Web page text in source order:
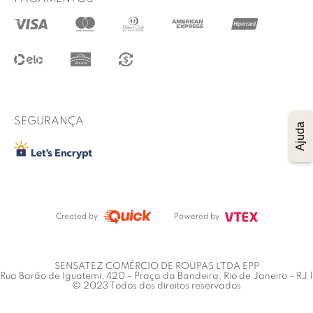
Ajuda
Regulamento das promoções
Trocas e Devoluções
SEGURANÇA
Created by Powered by
SENSATEZ COMÉRCIO DE ROUPAS LTDA EPP
Rua Barão de Iguatemi, 420 - Praça da Bandeira, Rio de Janeiro - RJ |
© 2023 Todos dos direitos reservados